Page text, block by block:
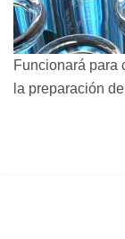
Funcionará para
la preparación